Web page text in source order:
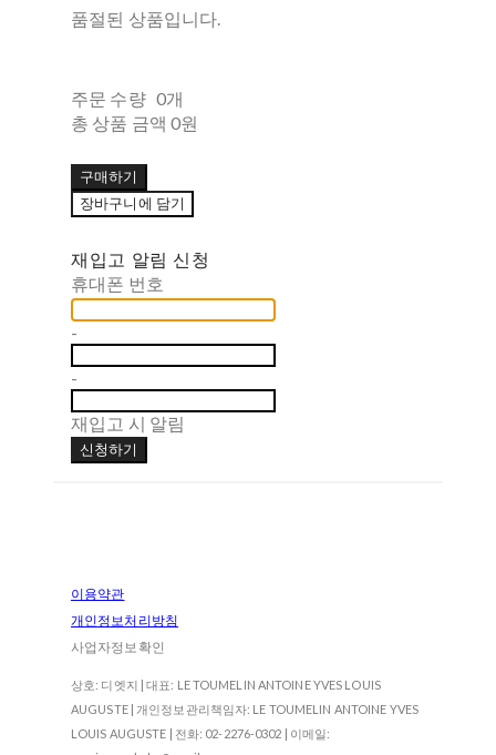
품절된 상품입니다.
주문 수량 0개
총 상품 금액 0원
구매하기
장바구니에 담기
재입고 알림 신청
휴대폰 번호
-
-
재입고 시 알림
신청하기
이용약관
개인정보처리방침
사업자정보확인
상호: 디엣지 | 대표: LE TOUMELIN ANTOINE YVES LOUIS
AUGUSTE | 개인정보관리책임자: LE TOUMELIN ANTOINE YVES
LOUIS AUGUSTE | 전화: 02-2276-0302 | 이메일: